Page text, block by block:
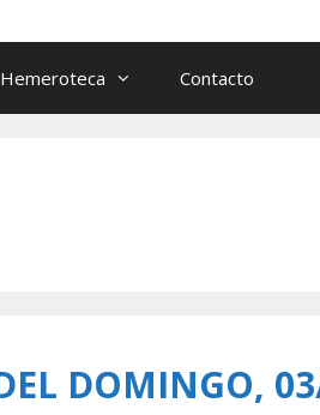
Hemeroteca Contacto
DOMINGO,